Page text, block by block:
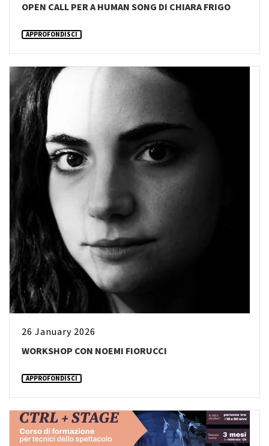
OPEN CALL PER A HUMAN SONG DI CHIARA FRIGO
APPROFONDISCI
26 January 2026
WORKSHOP CON NOEMI FIORUCCI
APPROFONDISCI